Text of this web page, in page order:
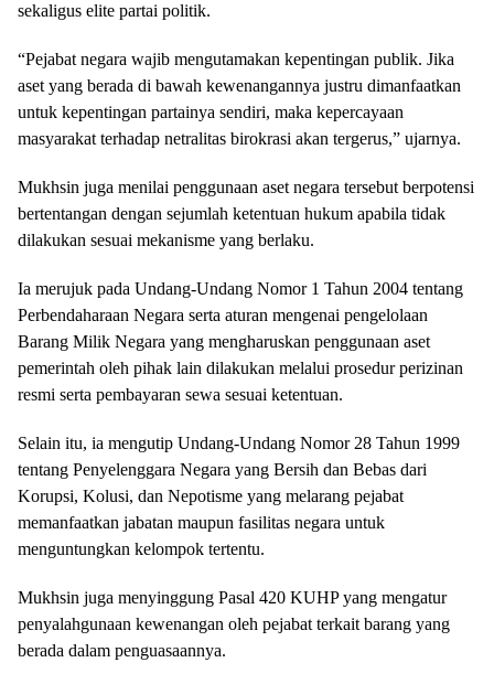
sekaligus elite partai politik.
“Pejabat negara wajib mengutamakan kepentingan publik. Jika
aset yang berada di bawah kewenangannya justru dimanfaatkan
untuk kepentingan partainya sendiri, maka kepercayaan
masyarakat terhadap netralitas birokrasi akan tergerus,” ujarnya.
Mukhsin juga menilai penggunaan aset negara tersebut berpotensi
bertentangan dengan sejumlah ketentuan hukum apabila tidak
dilakukan sesuai mekanisme yang berlaku.
Ia merujuk pada Undang-Undang Nomor 1 Tahun 2004 tentang
Perbendaharaan Negara serta aturan mengenai pengelolaan
Barang Milik Negara yang mengharuskan penggunaan aset
pemerintah oleh pihak lain dilakukan melalui prosedur perizinan
resmi serta pembayaran sewa sesuai ketentuan.
Selain itu, ia mengutip Undang-Undang Nomor 28 Tahun 1999
tentang Penyelenggara Negara yang Bersih dan Bebas dari
Korupsi, Kolusi, dan Nepotisme yang melarang pejabat
memanfaatkan jabatan maupun fasilitas negara untuk
menguntungkan kelompok tertentu.
Mukhsin juga menyinggung Pasal 420 KUHP yang mengatur
penyalahgunaan kewenangan oleh pejabat terkait barang yang
berada dalam penguasaannya.